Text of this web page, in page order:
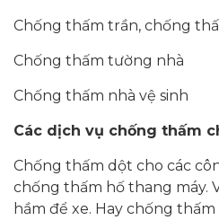
Chống thấm trần, chống
Chống thấm tường nhà
Chống thấm nhà vệ sinh
Các dịch vụ chống thấm
Chống thấm dột cho các
chống thấm hố thang máy.
hầm để xe. Hay chống